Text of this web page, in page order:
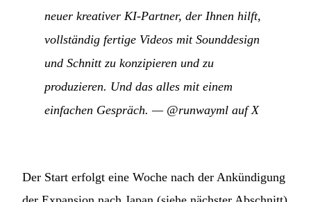
neuer kreativer KI-Partner, der Ihnen hilft,
vollständig fertige Videos mit Sounddesign
und Schnitt zu konzipieren und zu
produzieren. Und das alles mit einem
einfachen Gespräch. — @runwayml auf X
Der Start erfolgt eine Woche nach der Ankündigung